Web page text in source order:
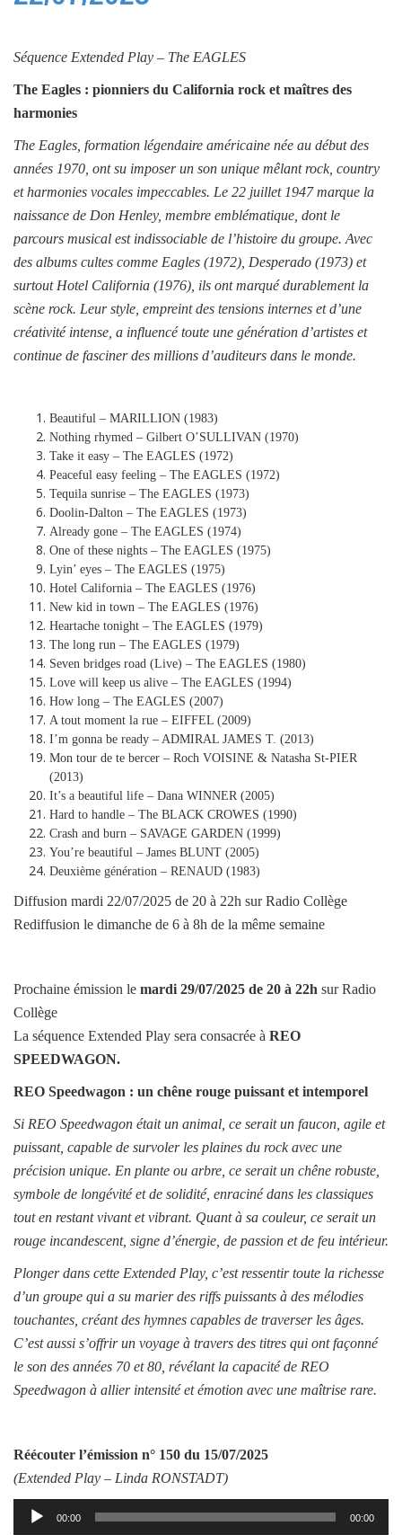
Séquence Extended Play – The EAGLES
The Eagles : pionniers du California rock et maîtres des
harmonies
The Eagles, formation légendaire américaine née au début des
années 1970, ont su imposer un son unique mêlant rock, country
et harmonies vocales impeccables. Le 22 juillet 1947 marque la
naissance de Don Henley, membre emblématique, dont le
parcours musical est indissociable de l’histoire du groupe. Avec
des albums cultes comme Eagles (1972), Desperado (1973) et
surtout Hotel California (1976), ils ont marqué durablement la
scène rock. Leur style, empreint des tensions internes et d’une
créativité intense, a influencé toute une génération d’artistes et
continue de fasciner des millions d’auditeurs dans le monde.
Beautiful – MARILLION (1983)
Nothing rhymed – Gilbert O’SULLIVAN (1970)
Take it easy – The EAGLES (1972)
Peaceful easy feeling – The EAGLES (1972)
Tequila sunrise – The EAGLES (1973)
Doolin-Dalton – The EAGLES (1973)
Already gone – The EAGLES (1974)
One of these nights – The EAGLES (1975)
Lyin’ eyes – The EAGLES (1975)
Hotel California – The EAGLES (1976)
New kid in town – The EAGLES (1976)
Heartache tonight – The EAGLES (1979)
The long run – The EAGLES (1979)
Seven bridges road (Live) – The EAGLES (1980)
Love will keep us alive – The EAGLES (1994)
How long – The EAGLES (2007)
A tout moment la rue – EIFFEL (2009)
I’m gonna be ready – ADMIRAL JAMES T. (2013)
Mon tour de te bercer – Roch VOISINE & Natasha St-PIER
(2013)
It’s a beautiful life – Dana WINNER (2005)
Hard to handle – The BLACK CROWES (1990)
Crash and burn – SAVAGE GARDEN (1999)
You’re beautiful – James BLUNT (2005)
Deuxième génération – RENAUD (1983)
Diffusion mardi 22/07/2025 de 20 à 22h sur Radio Collège
Rediffusion le dimanche de 6 à 8h de la même semaine
Prochaine émission le mardi29/07/2025 de 20 à 22h sur Radio
Collège
La séquence Extended Play sera consacrée à REO
SPEEDWAGON.
REO Speedwagon : un chêne rouge puissant et intemporel
Si REO Speedwagon était un animal, ce serait un faucon, agile et
puissant, capable de survoler les plaines du rock avec une
précision unique. En plante ou arbre, ce serait un chêne robuste,
symbole de longévité et de solidité, enraciné dans les classiques
tout en restant vivant et vibrant. Quant à sa couleur, ce serait un
rouge incandescent, signe d’énergie, de passion et de feu intérieur.
Plonger dans cette Extended Play, c’est ressentir toute la richesse
d’un groupe qui a su marier des riffs puissants à des mélodies
touchantes, créant des hymnes capables de traverser les âges.
C’est aussi s’offrir un voyage à travers des titres qui ont façonné
le son des années 70 et 80, révélant la capacité de REO
Speedwagon à allier intensité et émotion avec une maîtrise rare.
Réécouter l’émission n° 150 du 15/07/2025
(Extended Play – Linda RONSTADT)
Lecteur
audio
00:00 00:00